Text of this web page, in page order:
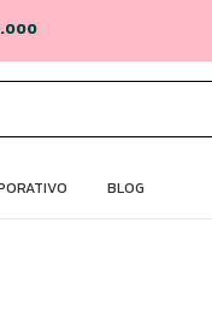
+ $70.000) 💸
BLOG